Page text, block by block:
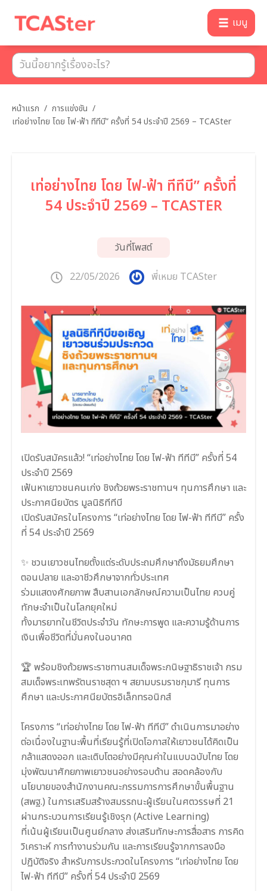
เมนู
หน้าแรก / การแข่งขัน /
เท่อย่างไทย โดย ไฟ-ฟ้า ทีทีบี” ครั้งที่ 54 ประจำปี 2569 – TCASter
เท่อย่างไทย โดย ไฟ-ฟ้า ทีทีบี” ครั้งที่
54 ประจำปี 2569 – TCASTER
วันที่โพสต์
22/05/2026 พี่เหมย TCASter
เปิดรับสมัครแล้ว! “เท่อย่างไทย โดย ไฟ-ฟ้า ทีทีบี” ครั้งที่ 54
ประจำปี 2569
เฟ้นหาเยาวชนคนเก่ง ชิงถ้วยพระราชทานฯ ทุนการศึกษา และ
ประกาศนียบัตร มูลนิธิทีทีบี
เปิดรับสมัครในโครงการ “เท่อย่างไทย โดย ไฟ-ฟ้า ทีทีบี” ครั้ง
ที่ 54 ประจำปี 2569
✨ ชวนเยาวชนไทยตั้งแต่ระดับประถมศึกษาถึงมัธยมศึกษา
ตอนปลาย และอาชีวศึกษาจากทั่วประเทศ
ร่วมแสดงศักยภาพ สืบสานเอกลักษณ์ความเป็นไทย ควบคู่
ทักษะจำเป็นในโลกยุคใหม่
ทั้งมารยาทในชีวิตประจำวัน ทักษะการพูด และความรู้ด้านการ
เงินเพื่อชีวิตที่มั่นคงในอนาคต
🏆 พร้อมชิงถ้วยพระราชทานสมเด็จพระกนิษฐาธิราชเจ้า กรม
สมเด็จพระเทพรัตนราชสุดา ฯ สยามบรมราชกุมารี ทุนการ
ศึกษา และประกาศนียบัตรอิเล็กทรอนิกส์
โครงการ “เท่อย่างไทย โดย ไฟ-ฟ้า ทีทีบี” ดำเนินการมาอย่าง
ต่อเนื่องในฐานะพื้นที่เรียนรู้ที่เปิดโอกาสให้เยาวชนได้คิดเป็น
กล้าแสดงออก และเติบโตอย่างมีคุณค่าในแบบฉบับไทย โดย
มุ่งพัฒนาศักยภาพเยาวชนอย่างรอบด้าน สอดคล้องกับ
นโยบายของสำนักงานคณะกรรมการการศึกษาขั้นพื้นฐาน
(สพฐ.) ในการเสริมสร้างสมรรถนะผู้เรียนในศตวรรษที่ 21
ผ่านกระบวนการเรียนรู้เชิงรุก (Active Learning)
ที่เน้นผู้เรียนเป็นศูนย์กลาง ส่งเสริมทักษะการสื่อสาร การคิด
วิเคราะห์ การทำงานร่วมกัน และการเรียนรู้จากการลงมือ
ปฏิบัติจริง สำหรับการประกวดในโครงการ “เท่อย่างไทย โดย
ไฟ-ฟ้า ทีทีบี” ครั้งที่ 54 ประจำปี 2569